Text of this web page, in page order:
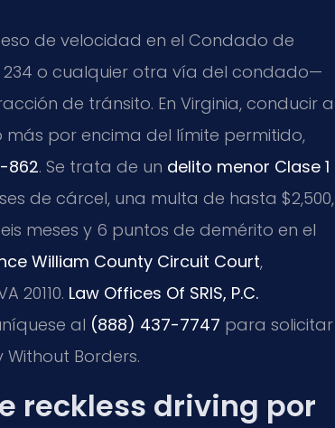
de velocidad en el Condado de
234 o cualquier otra vía del condado—
de tránsito. En Virginia, conducir a
por encima del límite permitido,
862. Se trata de un delito menor Clase 1
de cárcel, una multa de hasta $2,500,
meses y 6 puntos de demérito en el
William County Circuit Court,
20110. Law Offices Of SRIS, P.C.
al (888) 437-7747 para solicitar
Without Borders.
reckless driving por